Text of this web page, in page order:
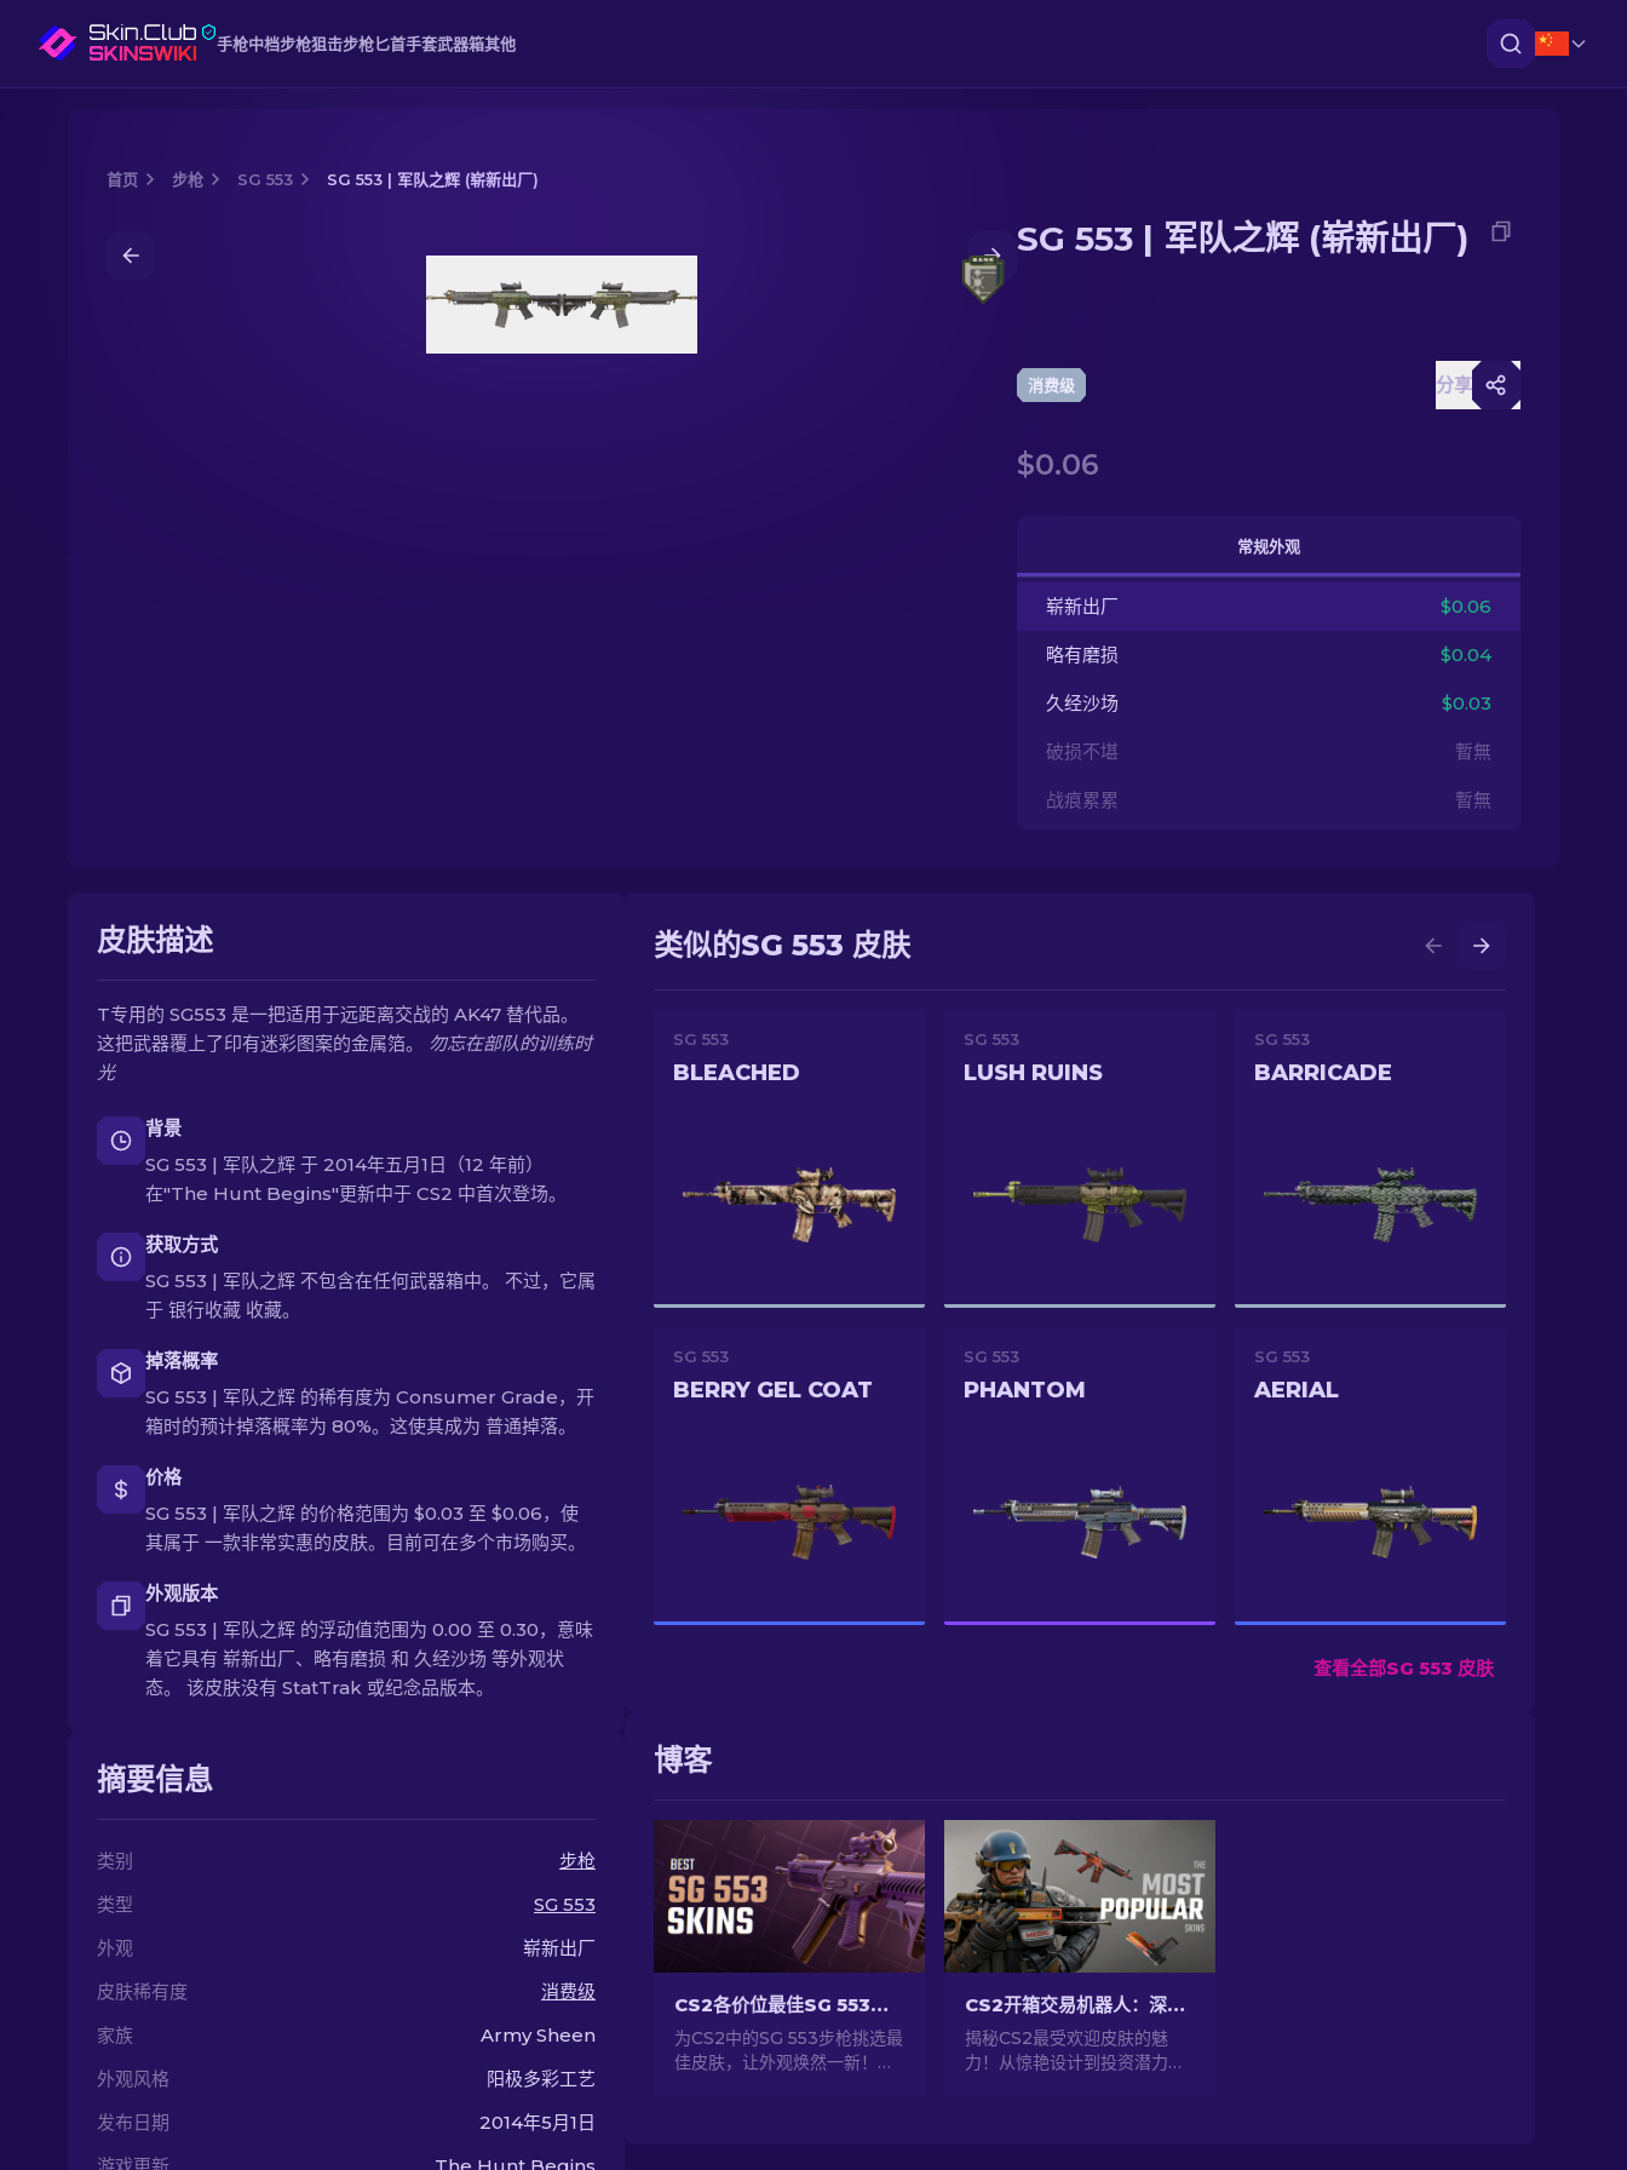
手枪中档步枪狙击步枪 匕首手套武器箱其他
首页 步枪 SG 553 SG 553 | 军队之辉 (崭新出厂)
SG 553 | 军队之辉 (崭新出厂)
消费级 分享
$0.06
常规外观
崭新出厂 $0.06
略有磨损 $0.04
久经沙场 $0.03
破损不堪 暫無
战痕累累 暫無
皮肤描述
T专用的 SG553 是一把适用于远距离交战的 AK47 替代品。
这把武器覆上了印有迷彩图案的金属箔。 勿忘在部队的训练时
光
背景
SG 553 | 军队之辉 于 2014年五月1日（12 年前）
在"The Hunt Begins"更新中于 CS2 中首次登场。
获取方式
SG 553 | 军队之辉 不包含在任何武器箱中。 不过，它属
于 银行收藏 收藏。
掉落概率
SG 553 | 军队之辉 的稀有度为 Consumer Grade，开
箱时的预计掉落概率为 80%。这使其成为 普通掉落。
价格
SG 553 | 军队之辉 的价格范围为 $0.03 至 $0.06，使
其属于 一款非常实惠的皮肤。目前可在多个市场购买。
外观版本
SG 553 | 军队之辉 的浮动值范围为 0.00 至 0.30，意味
着它具有 崭新出厂、略有磨损 和 久经沙场 等外观状
态。 该皮肤没有 StatTrak 或纪念品版本。
摘要信息
类别
步枪
类型
SG 553
外观
崭新出厂
皮肤稀有度
消费级
家族
Army Sheen
外观风格
阳极多彩工艺
发布日期
2014年5月1日
类似的SG 553 皮肤
SG 553
BLEACHED
SG 553
LUSH RUINS
SG 553
BARRICADE
SG 553
BERRY GEL COAT
SG 553
PHANTOM
SG 553
AERIAL
查看全部SG 553 皮肤
博客
CS2各价位最佳SG 553皮肤指南 [2026]
为CS2中的SG 553步枪挑选最
佳皮肤，让外观焕然一新！无
CS2开箱交易机器人：深入探索
揭秘CS2最受欢迎皮肤的魅
力！从惊艳设计到投资潜力，